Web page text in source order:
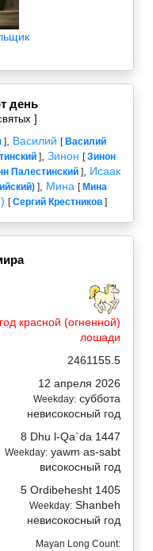
день
]
] Василий [ Василий
] Зинон [Зинон
Палестинский], Исаак
] Мина [ Мина
[Сергий Крестников ]
год красной (огненной)
лошади
2461155.5
12 апреля 2026
Weekday: суббота
невисокосный год
8 Dhu l-Qa`da 1447
Weekday: yawm as-sabt
високосный год
5 Ordibehesht 1405
Weekday: Shanbeh
невисокосный год
Mayan Long Count: